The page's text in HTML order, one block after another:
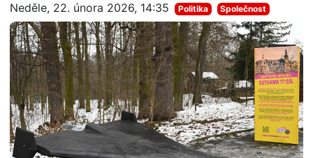
Neděle, 22. února 2026, 14:35 Politika Společnost